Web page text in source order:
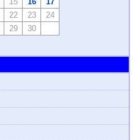
22 23
24
29 30